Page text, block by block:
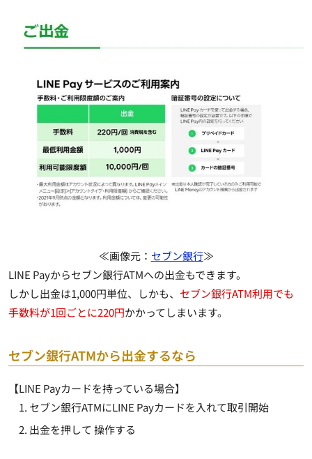
≪画像元： セブン銀行≫
LINE Payからセブン銀行ATMへの出金もできます。
しかし出金は1,000円単位、しかも、 セブン銀行ATM利用でも
手数料が1回ごとに220円かかってしまいます。
セブン銀行ATMから出金するなら
【LINE Payカードを持っている場合】
セブン銀行ATMにLINE Payカードを入れて取引開始
出金を押して 操作する